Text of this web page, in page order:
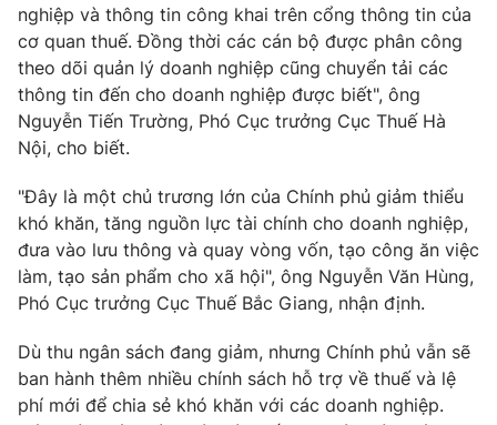
® Cấm sao chép dưới mọi hình thức nếu không có sự chấp
thuận bằng văn bản. Ghi rõ nguồn VTV.vn khi phát hành lại
thông tin từ website này.
nghiệp và thông tin công khai trên cổng thông tin của
cơ quan thuế. Đồng thời các cán bộ được phân công
theo dõi quản lý doanh nghiệp cũng chuyển tải các
thông tin đến cho doanh nghiệp được biết", ông
Nguyễn Tiến Trường, Phó Cục trưởng Cục Thuế Hà
Nội, cho biết.
"Đây là một chủ trương lớn của Chính phủ giảm thiểu
khó khăn, tăng nguồn lực tài chính cho doanh nghiệp,
đưa vào lưu thông và quay vòng vốn, tạo công ăn việc
làm, tạo sản phẩm cho xã hội", ông Nguyễn Văn Hùng,
Phó Cục trưởng Cục Thuế Bắc Giang, nhận định.
Dù thu ngân sách đang giảm, nhưng Chính phủ vẫn sẽ
ban hành thêm nhiều chính sách hỗ trợ về thuế và lệ
phí mới để chia sẻ khó khăn với các doanh nghiệp.